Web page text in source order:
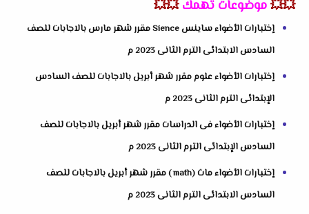
💥💥موضوعات تهمك 💥💥
إختبارات الأضواء ساينس Sience مقرر شهر مارس بالاجابات للصف
السادس الابتدائى الترم الثانى 2023 م
إختبارات الأضواء علوم مقرر شهر أبريل بالاجابات للصف السادس
الإبتدائى الترم الثانى 2023 م
إختبارات الأضواء فى الدراسات مقرر شهر أبريل بالاجابات للصف
السادس الإبتدائى الترم الثانى 2023 م
إختبارات الأضواء ماث (math ) مقرر شهر أبريل بالاجابات للصف
السادس الابتدائى الترم الثانى 2023 م